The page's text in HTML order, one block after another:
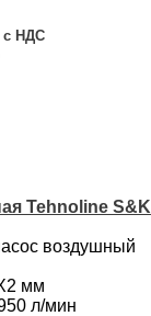
Tehnoline S&K
воздушный
мм
л/мин